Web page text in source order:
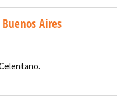
Aires